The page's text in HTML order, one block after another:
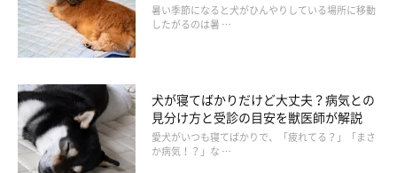
暑い季節になると犬がひんやりしている場所に移動
したがるのは暑 …
犬が寝てばかりだけど大丈夫？病気との
見分け方と受診の目安を獣医師が解説
愛犬がいつも寝てばかりで、「疲れてる？」「まさ
か病気！？」な …